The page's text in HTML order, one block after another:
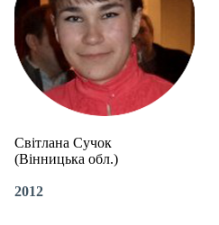
Світлана Сучок
(Вінницька обл.)
2012